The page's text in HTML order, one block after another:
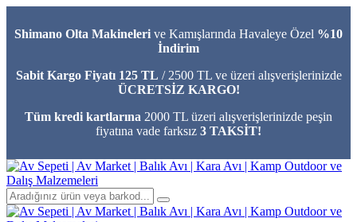
Shimano Olta Makineleri ve Kamışlarında Havaleye Özel %10
İndirim
Sabit Kargo Fiyatı 125 TL / 2500 TL ve üzeri alışverişlerinizde
ÜCRETSİZ KARGO!
Tüm kredi kartlarına 2000 TL üzeri alışverişlerinizde peşin
fiyatına vade farksız 3 TAKSİT!